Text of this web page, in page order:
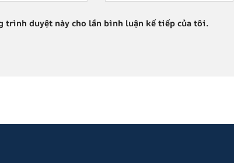
trình duyệt này cho lần bình luận kế tiếp của tôi.